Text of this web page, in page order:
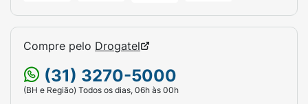
Compre pelo Drogatel
(31) 3270-5000
(BH e Região) Todos os dias, 06h às 00h